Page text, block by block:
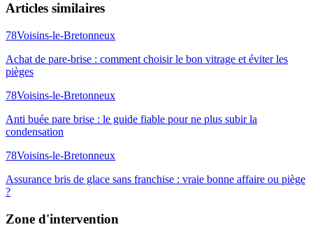
Articles similaires
78Voisins-le-Bretonneux
Achat de pare-brise : comment choisir le bon vitrage et éviter les
pièges
78Voisins-le-Bretonneux
Anti buée pare brise : le guide fiable pour ne plus subir la
condensation
78Voisins-le-Bretonneux
Assurance bris de glace sans franchise : vraie bonne affaire ou piège
?
Zone d'intervention